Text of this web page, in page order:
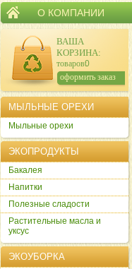
О КОМПАНИИ
ВАША
КОРЗИНА:
товаров:0
сумма: 0р.
оформить заказ
МЫЛЬНЫЕ ОРЕХИ
Мыльные орехи
ЭКОПРОДУКТЫ
Бакалея
Напитки
Полезные сладости
Растительные масла и
уксус
ЭКОУБОРКА